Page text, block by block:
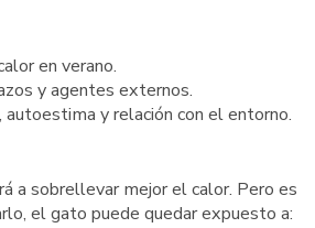
en verano.
y agentes externos.
autoestima y relación con el entorno.
a sobrellevar mejor el calor. Pero es
el gato puede quedar expuesto a: